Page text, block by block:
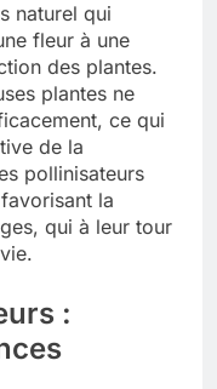
naturel qui
fleur à une
des plantes.
plantes ne
ce qui
de la
pollinisateurs
la
qui à leur tour
: